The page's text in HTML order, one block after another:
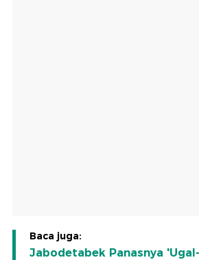
Baca juga:
Jabodetabek Panasnya